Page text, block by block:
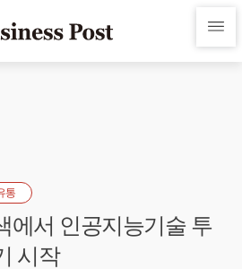
통
에서 인공지능기술 투
시작